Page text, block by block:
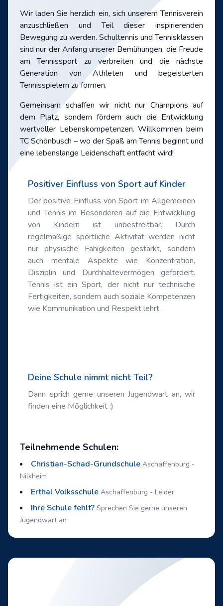
Wir laden Sie herzlich ein, sich unserem Tennisverein
anzuschließen und Teil dieser inspirierenden
Bewegung zu werden. Schultennis und Tennisklassen
sind nur der Anfang unserer Bemühungen, die Freude
am Tennissport zu verbreiten und die nächste
Generation von Athleten und begeisterten
Tennisspielern zu formen.
Gemeinsam schaffen wir nicht nur Champions auf
dem Platz, sondern fördern auch die Entwicklung
wertvoller Lebenskompetenzen. Willkommen beim
TC Schönbusch – wo der Spaß am Tennis beginnt und
eine lebenslange Leidenschaft entfacht wird!
Positiver Einfluss von Sport auf Kinder
Der positive Einfluss von Sport im Allgemeinen
und Tennis im Besonderen auf die Entwicklung
von Kindern ist unbestreitbar. Durch
regelmäßige sportliche Aktivität werden nicht
nur physische Fähigkeiten gestärkt, sondern
auch mentale Aspekte wie Konzentration,
Disziplin und Durchhaltevermögen gefördert.
Tennis ist ein Sport, der nicht nur technische
Fertigkeiten, sondern auch soziale Kompetenzen
wie Kommunikation und Respekt lehrt.
Deine Schule nimmt nicht Teil?
Dann sprich gerne unseren Jugendwart an, wir
finden eine Möglichkeit :)
Teilnehmende Schulen:
Christian-Schad-Grundschule Aschaffenburg -
Nilkheim
Erthal Volksschule Aschaffenburg - Leider
Ihre Schule fehlt? Sprechen Sie gerne unseren
Jugendwart an